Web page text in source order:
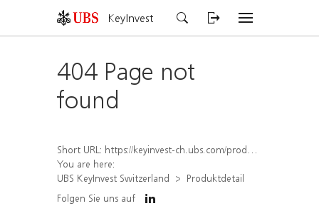
KeyInvest
404 Page not
found
Short URL: https://keyinvest-ch.ubs.com/produkt/detail/index/isin/CH1564687973
You are here:
UBS KeyInvest Switzerland
Produktdetail
Folgen Sie uns auf